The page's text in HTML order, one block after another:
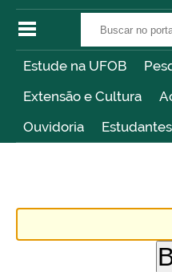
Estude na UFOB
Extensão e Cultura
Ouvidoria
Estudantes